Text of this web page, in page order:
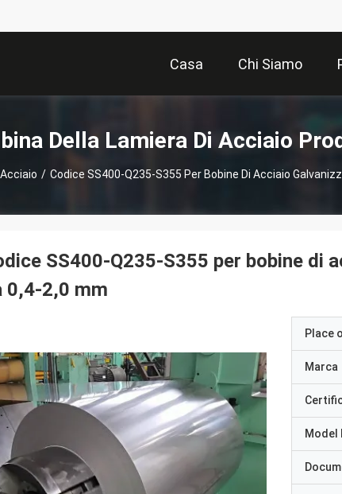
Casa Chi Siamo
Della Lamiera Di Acciaio
/ Codice SS400-Q235-S355 Per Bobine Di Acciaio
SS400-Q235-S355 per bobine di
0,4-2,0 mm
Place
Marca
Model